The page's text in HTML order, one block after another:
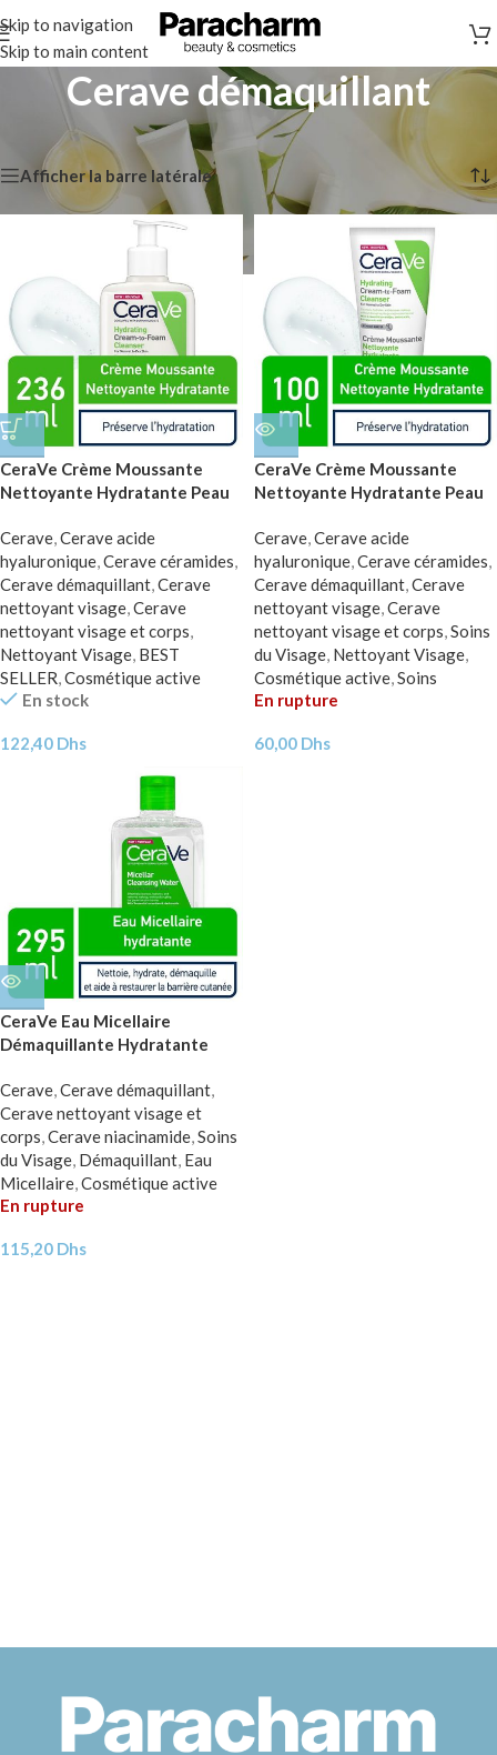
Skip to navigation
Skip to main content
Cerave démaquillant
Cerave Cerave démaquillant
Afficher la barre latérale
CeraVe Crème Moussante
Nettoyante Hydratante Peau
Cerave,Cerave acide
hyaluronique,Cerave céramides,
Cerave démaquillant,Cerave
nettoyant visage,Cerave
nettoyant visage et corps,
Nettoyant Visage, BEST
SELLER,Cosmétique active
En stock
122,40 Dhs
CeraVe Crème Moussante
Nettoyante Hydratante Peau
Cerave,Cerave acide
hyaluronique,Cerave céramides,
Cerave démaquillant,Cerave
nettoyant visage,Cerave
nettoyant visage et corps,Soins
du Visage, Nettoyant Visage,
Cosmétique active,Soins
En rupture
60,00 Dhs
CeraVe Eau Micellaire
Démaquillante Hydratante
Cerave,Cerave démaquillant,
Cerave nettoyant visage et
corps,Cerave niacinamide,Soins
du Visage, Démaquillant, Eau
Micellaire,Cosmétique active
En rupture
115,20 Dhs